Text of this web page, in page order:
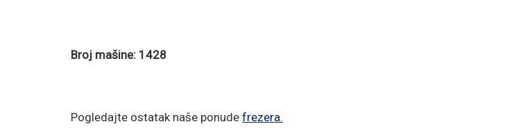
Broj mašine: 1428
Pogledajte ostatak naše ponude frezera.